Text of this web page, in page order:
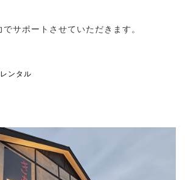
サポートさせていただきます。
ンタル